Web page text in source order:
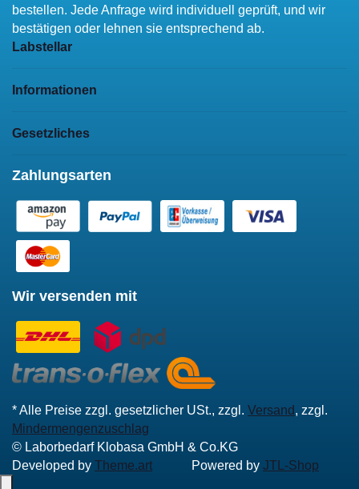
bestellen. Jede Anfrage wird individuell geprüft, und wir
bestätigen oder lehnen sie entsprechend ab.
Labstellar
Informationen
Gesetzliches
Zahlungsarten
Wir versenden mit
* Alle Preise zzgl. gesetzlicher USt., zzgl. Versand, zzgl.
Mindermengenzuschlag
© Laborbedarf Klobasa GmbH & Co.KG
Developed by Theme.art Powered by JTL-Shop